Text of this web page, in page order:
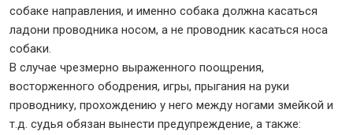
собаке направления, и именно собака должна касаться
ладони проводника носом, а не проводник касаться носа
собаки.
В случае чрезмерно выраженного поощрения,
восторженного ободрения, игры, прыгания на руки
проводнику, прохождению у него между ногами змейкой и
т.д. судья обязан вынести предупреждение, а также: